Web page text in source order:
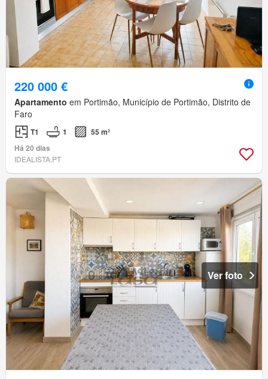
220 000 €
Apartamento em Portimão, Município de Portimão, Distrito de
Faro
T1 1
55 m²
Há 20 dias
IDEALISTA.PT
Ver foto